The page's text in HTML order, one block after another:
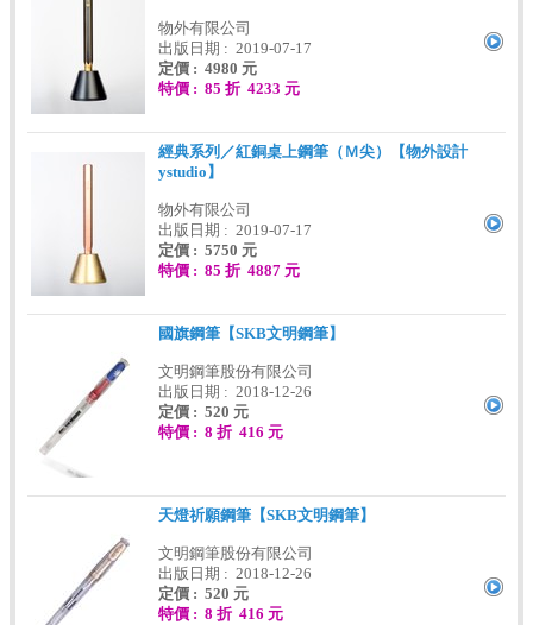
物外有限公司
出版日期 : 2019-07-17
定價 : 4980 元
特價 : 85 折 4233 元
經典系列／紅銅桌上鋼筆（Ｍ尖）【物外設計
ystudio】
物外有限公司
出版日期 : 2019-07-17
定價 : 5750 元
特價 : 85 折 4887 元
國旗鋼筆【SKB文明鋼筆】
文明鋼筆股份有限公司
出版日期 : 2018-12-26
定價 : 520 元
特價 : 8 折 416 元
天燈祈願鋼筆【SKB文明鋼筆】
文明鋼筆股份有限公司
出版日期 : 2018-12-26
定價 : 520 元
特價 : 8 折 416 元